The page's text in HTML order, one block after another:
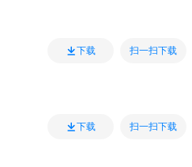
下载 扫一扫下载
下载 扫一扫下载